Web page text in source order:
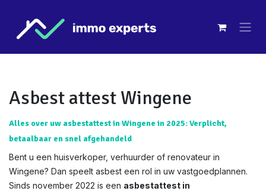
Asbest attest Wingene
Alles over uw asbestattest in Wingene in 2025: Verplicht,
betaalbaar en snel afgehandeld
Bent u een huisverkoper, verhuurder of renovateur in
Wingene? Dan speelt asbest een rol in uw vastgoedplannen.
Sinds november 2022 is een asbestattest in